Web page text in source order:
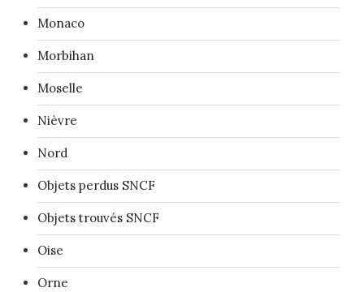
Monaco
Morbihan
Moselle
Nièvre
Nord
Objets perdus SNCF
Objets trouvés SNCF
Oise
Orne